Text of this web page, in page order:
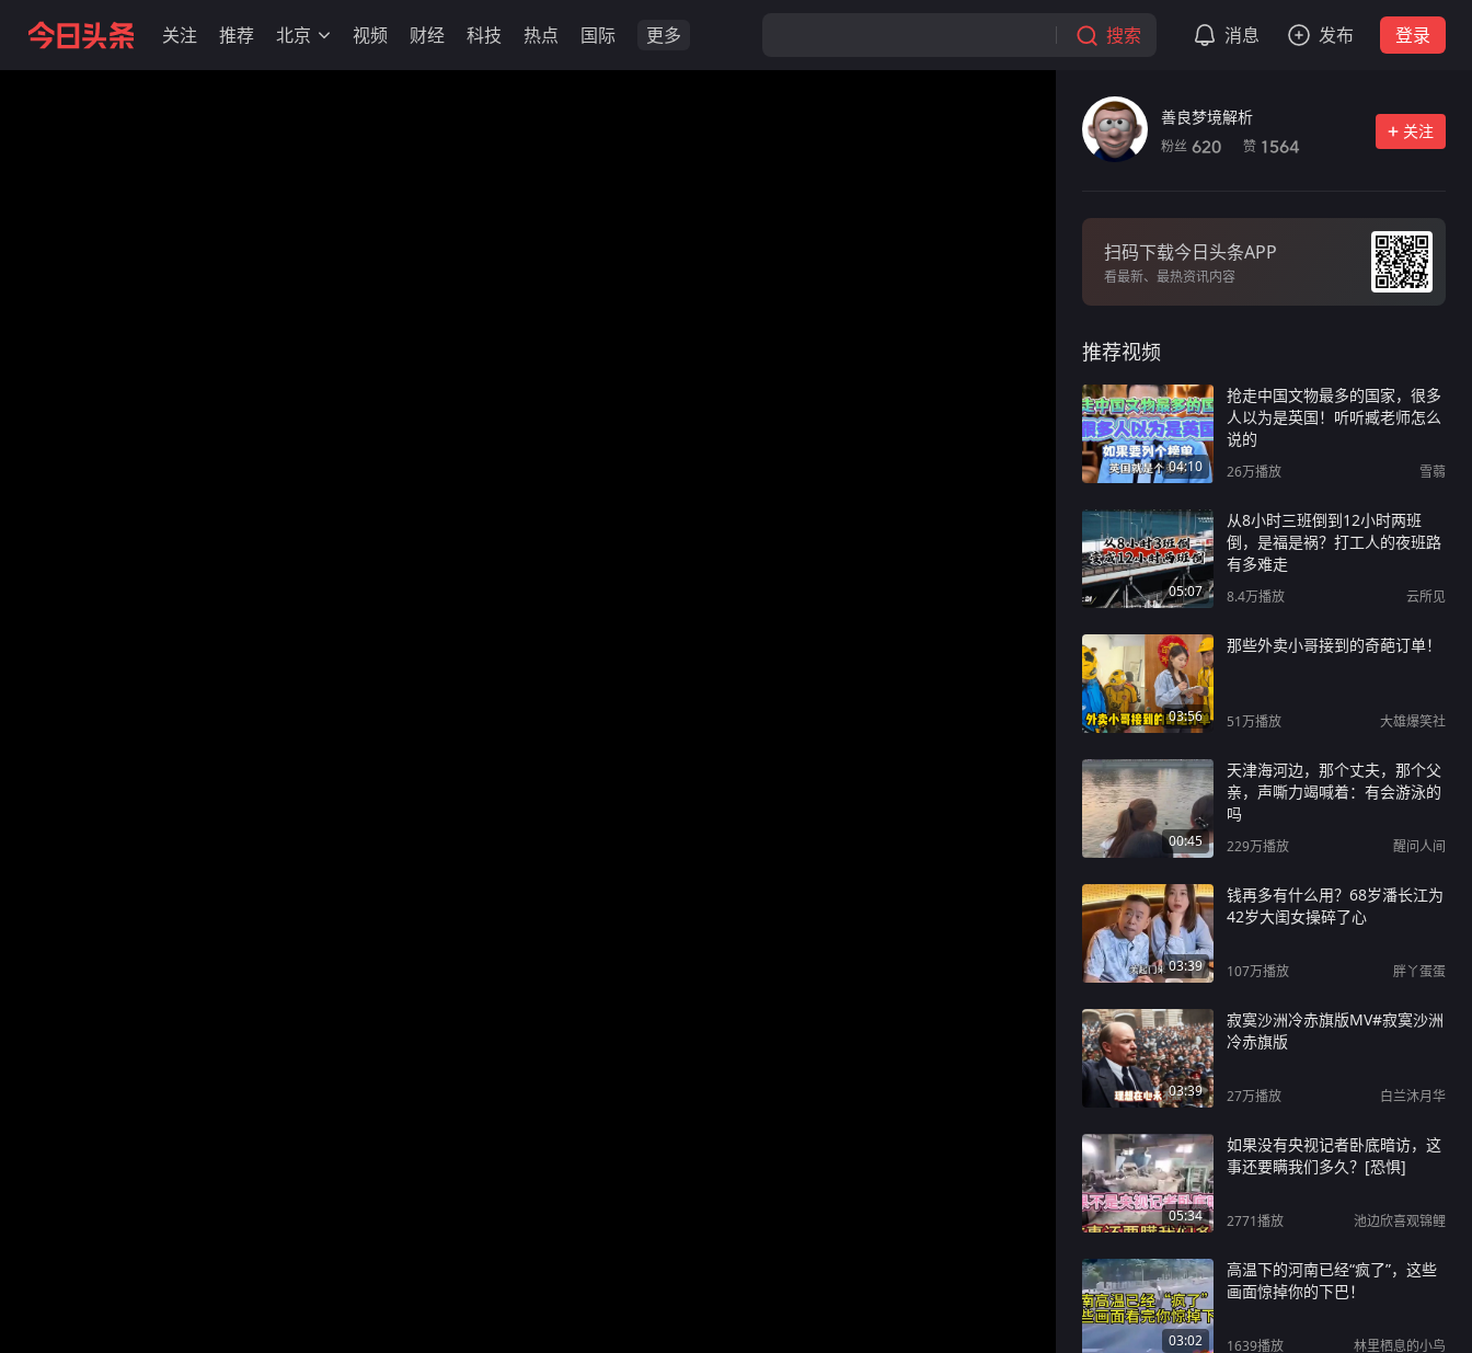
关注 推荐 北京 视频 财经 科技 热点 国际 更多 搜索 消息 发布 登录
善良梦境解析
粉丝 620 赞 1564
关注
扫码下载今日头条APP
看最新、最热资讯内容
推荐视频
04:10
抢走中国文物最多的国家，很多
人以为是英国！听听臧老师怎么
说的
26万播放 雪蒻
05:07
从8小时三班倒到12小时两班
倒，是福是祸？打工人的夜班路
有多难走
8.4万播放 云所见
03:56
那些外卖小哥接到的奇葩订单！
51万播放 大雄爆笑社
00:45
天津海河边，那个丈夫，那个父
亲，声嘶力竭喊着：有会游泳的
吗
229万播放 醒问人间
03:39
钱再多有什么用？68岁潘长江为
42岁大闺女操碎了心
107万播放 胖丫蛋蛋
03:39
寂寞沙洲冷赤旗版MV#寂寞沙洲
冷赤旗版
27万播放 白兰沐月华
05:34
如果没有央视记者卧底暗访，这
事还要瞒我们多久？[恐惧]
2771播放 池边欣喜观锦鲤
03:02
高温下的河南已经“疯了”，这些
画面惊掉你的下巴！
1639播放 林里栖息的小鸟